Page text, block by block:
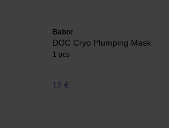
Babor
DOC Cryo Plumping Mask
1 pcs
12 €